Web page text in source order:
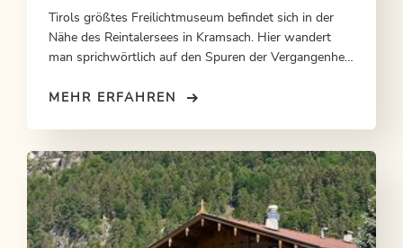
Tirols größtes Freilichtmuseum befindet sich in der
Nähe des Reintalersees in Kramsach. Hier wandert
man sprichwörtlich auf den Spuren der Vergangenheit
ganz Tirol.
MEHR ERFAHREN